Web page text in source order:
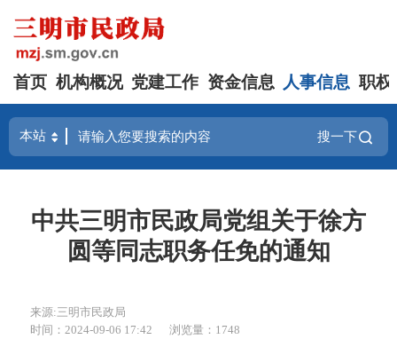
首页 机构概况 党建工作 资金信息 人事信息 职权
搜一下
中共三明市民政局党组关于徐方
圆等同志职务任免的通知
来源:三明市民政局
时间：2024-09-06 17:42
浏览量：1748